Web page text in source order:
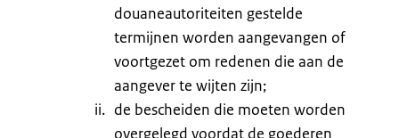
douaneautoriteiten gestelde
termijnen worden aangevangen of
voortgezet om redenen die aan de
aangever te wijten zijn;
de bescheiden die moeten worden
overgelegd voordat de goederen